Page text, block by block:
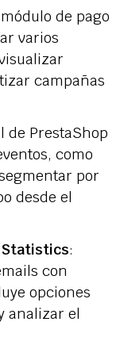
de pago
varios
campañas
de PrestaShop
como
por
desde el
Statistics:
con
opciones
analizar el